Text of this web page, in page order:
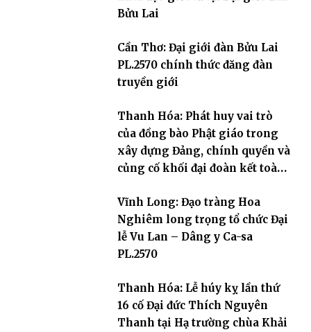
Bửu Lai
Cần Thơ: Đại giới đàn Bửu Lai
PL.2570 chính thức đăng đàn
truyền giới
Thanh Hóa: Phát huy vai trò
của đồng bào Phật giáo trong
xây dựng Đảng, chính quyền và
củng cố khối đại đoàn kết toàn
Vĩnh Long: Đạo tràng Hoa
Nghiêm long trọng tổ chức Đại
lễ Vu Lan – Dâng y Ca-sa
PL.2570
Thanh Hóa: Lễ húy kỵ lần thứ
16 cố Đại đức Thích Nguyên
Thanh tại Hạ trường chùa Khải